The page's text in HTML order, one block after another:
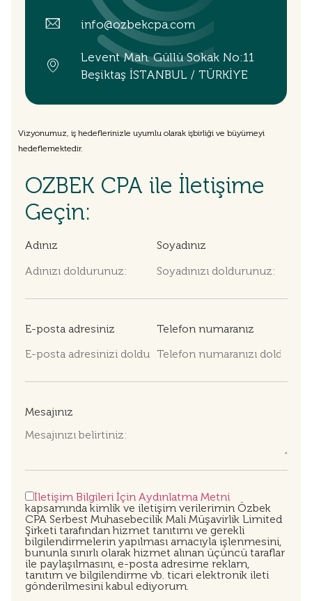
info@ozbekcpa.com
Levent Mah. Güllü Sokak No:11
Beşiktaş İSTANBUL / TÜRKİYE
Vizyonumuz, iş hedeflerinizle uyumlu olarak işbirliği ve büyümeyi
hedeflemektedir.
OZBEK CPA ile İletişime
Geçin:
Adınız Soyadınız
E-posta adresiniz Telefon numaranız
Mesajınız
İletişim Bilgileri İçin Aydınlatma Metni
kapsamında kimlik ve iletişim verilerimin Özbek
CPA Serbest Muhasebecilik Mali Müşavirlik Limited
Şirketi tarafından hizmet tanıtımı ve gerekli
bilgilendirmelerin yapılması amacıyla işlenmesini,
bununla sınırlı olarak hizmet alınan üçüncü taraflar
ile paylaşılmasını, e-posta adresime reklam,
tanıtım ve bilgilendirme vb. ticari elektronik ileti
gönderilmesini kabul ediyorum.